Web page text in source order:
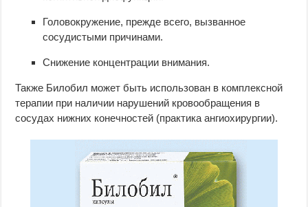
Головокружение, прежде всего, вызванное
сосудистыми причинами.
Снижение концентрации внимания.
Также Билобил может быть использован в комплексной
терапии при наличии нарушений кровообращения в
сосудах нижних конечностей (практика ангиохирургии).